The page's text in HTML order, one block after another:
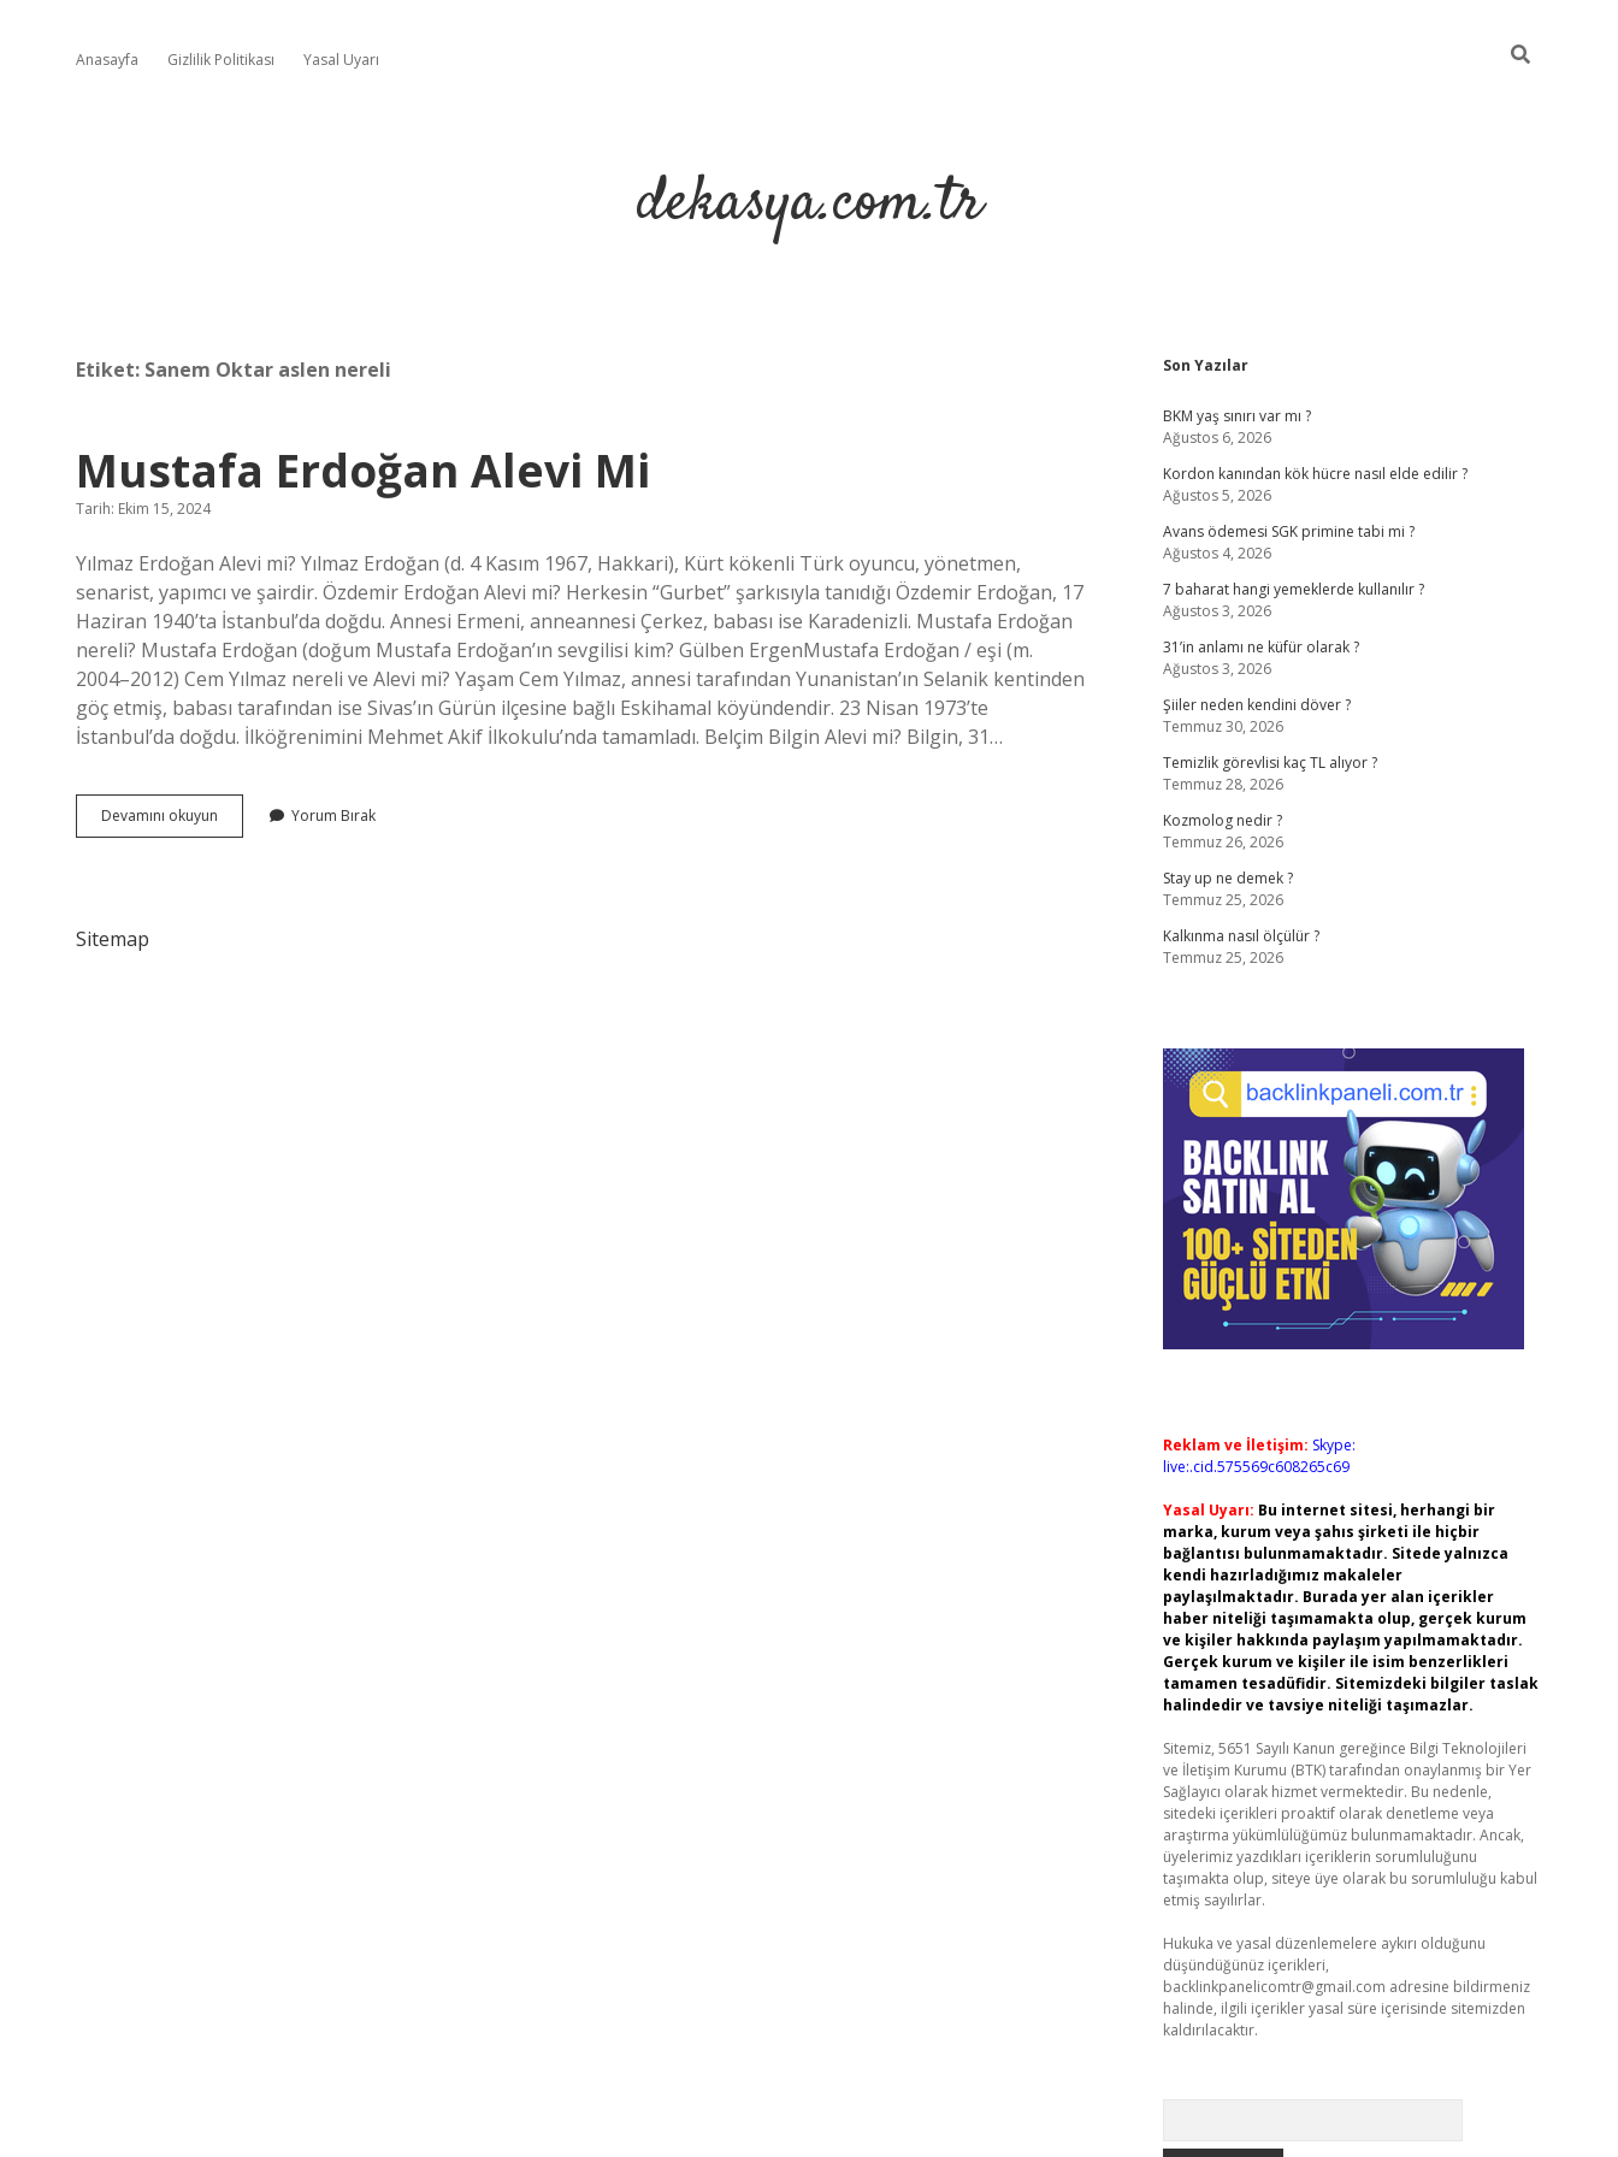
Anasayfa Gizlilik Politikası Yasal Uyarı
dekasya.com.tr
Etiket: Sanem Oktar aslen nereli
Mustafa Erdoğan Alevi Mi
Tarih: Ekim 15, 2024
Yılmaz Erdoğan Alevi mi? Yılmaz Erdoğan (d. 4 Kasım 1967, Hakkari), Kürt kökenli Türk oyuncu, yönetmen,
senarist, yapımcı ve şairdir. Özdemir Erdoğan Alevi mi? Herkesin “Gurbet” şarkısıyla tanıdığı Özdemir Erdoğan, 17
Haziran 1940’ta İstanbul’da doğdu. Annesi Ermeni, anneannesi Çerkez, babası ise Karadenizli. Mustafa Erdoğan
nereli? Mustafa Erdoğan (doğum Mustafa Erdoğan’ın sevgilisi kim? Gülben ErgenMustafa Erdoğan / eşi (m.
2004–2012) Cem Yılmaz nereli ve Alevi mi? Yaşam Cem Yılmaz, annesi tarafından Yunanistan’ın Selanik kentinden
göç etmiş, babası tarafından ise Sivas’ın Gürün ilçesine bağlı Eskihamal köyündendir. 23 Nisan 1973’te
İstanbul’da doğdu. İlköğrenimini Mehmet Akif İlkokulu’nda tamamladı. Belçim Bilgin Alevi mi? Bilgin, 31…
Devamını okuyun Mustafa
Erdoğan
Yorum Bırak
Sitemap
Sidebar
Son Yazılar
BKM yaş sınırı var mı ?
Ağustos 6, 2026
Kordon kanından kök hücre nasıl elde edilir ?
Ağustos 5, 2026
Avans ödemesi SGK primine tabi mi ?
Ağustos 4, 2026
7 baharat hangi yemeklerde kullanılır ?
Ağustos 3, 2026
31’in anlamı ne küfür olarak ?
Ağustos 3, 2026
Şiiler neden kendini döver ?
Temmuz 30, 2026
Temizlik görevlisi kaç TL alıyor ?
Temmuz 28, 2026
Kozmolog nedir ?
Temmuz 26, 2026
Stay up ne demek ?
Temmuz 25, 2026
Kalkınma nasıl ölçülür ?
Temmuz 25, 2026
Reklam ve İletişim: Skype:
live:.cid.575569c608265c69
Yasal Uyarı: Bu internet sitesi, herhangi bir
marka, kurum veya şahıs şirketi ile hiçbir
bağlantısı bulunmamaktadır. Sitede yalnızca
kendi hazırladığımız makaleler
paylaşılmaktadır. Burada yer alan içerikler
haber niteliği taşımamakta olup, gerçek kurum
ve kişiler hakkında paylaşım yapılmamaktadır.
Gerçek kurum ve kişiler ile isim benzerlikleri
tamamen tesadüfidir. Sitemizdeki bilgiler taslak
halindedir ve tavsiye niteliği taşımazlar.
Sitemiz, 5651 Sayılı Kanun gereğince Bilgi Teknolojileri
ve İletişim Kurumu (BTK) tarafından onaylanmış bir Yer
Sağlayıcı olarak hizmet vermektedir. Bu nedenle,
sitedeki içerikleri proaktif olarak denetleme veya
araştırma yükümlülüğümüz bulunmamaktadır. Ancak,
üyelerimiz yazdıkları içeriklerin sorumluluğunu
taşımakta olup, siteye üye olarak bu sorumluluğu kabul
etmiş sayılırlar.
Hukuka ve yasal düzenlemelere aykırı olduğunu
düşündüğünüz içerikleri,
backlinkpanelicomtr@gmail.com adresine bildirmeniz
halinde, ilgili içerikler yasal süre içerisinde sitemizden
kaldırılacaktır.
betexper giriş